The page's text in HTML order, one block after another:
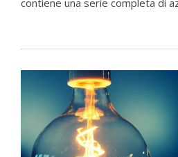
contiene una serie completa di